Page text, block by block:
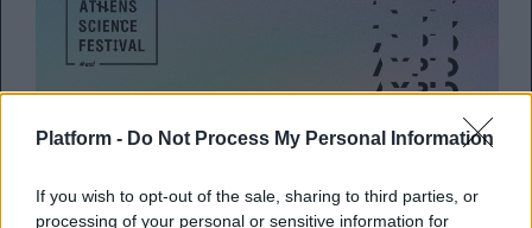
Platform - Do Not Process My Personal Information
If you wish to opt-out of the sale, sharing to third parties, or
processing of your personal or sensitive information for